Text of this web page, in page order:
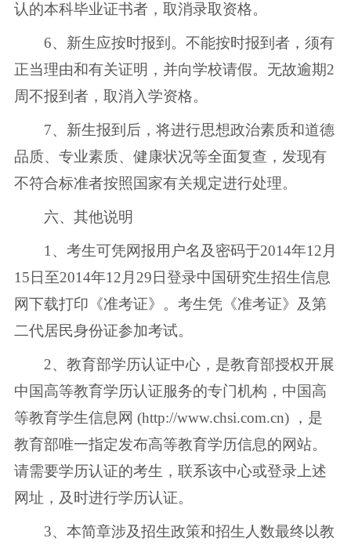
认的本科毕业证书者，取消录取资格。
6、新生应按时报到。不能按时报到者，须有
正当理由和有关证明，并向学校请假。无故逾期2
周不报到者，取消入学资格。
7、新生报到后，将进行思想政治素质和道德
品质、专业素质、健康状况等全面复查，发现有
不符合标准者按照国家有关规定进行处理。
六、其他说明
1、考生可凭网报用户名及密码于2014年12月
15日至2014年12月29日登录中国研究生招生信息
网下载打印《准考证》。考生凭《准考证》及第
二代居民身份证参加考试。
2、教育部学历认证中心，是教育部授权开展
中国高等教育学历认证服务的专门机构，中国高
等教育学生信息网 (http://www.chsi.com.cn) ，是
教育部唯一指定发布高等教育学历信息的网站。
请需要学历认证的考生，联系该中心或登录上述
网址，及时进行学历认证。
3、本简章涉及招生政策和招生人数最终以教